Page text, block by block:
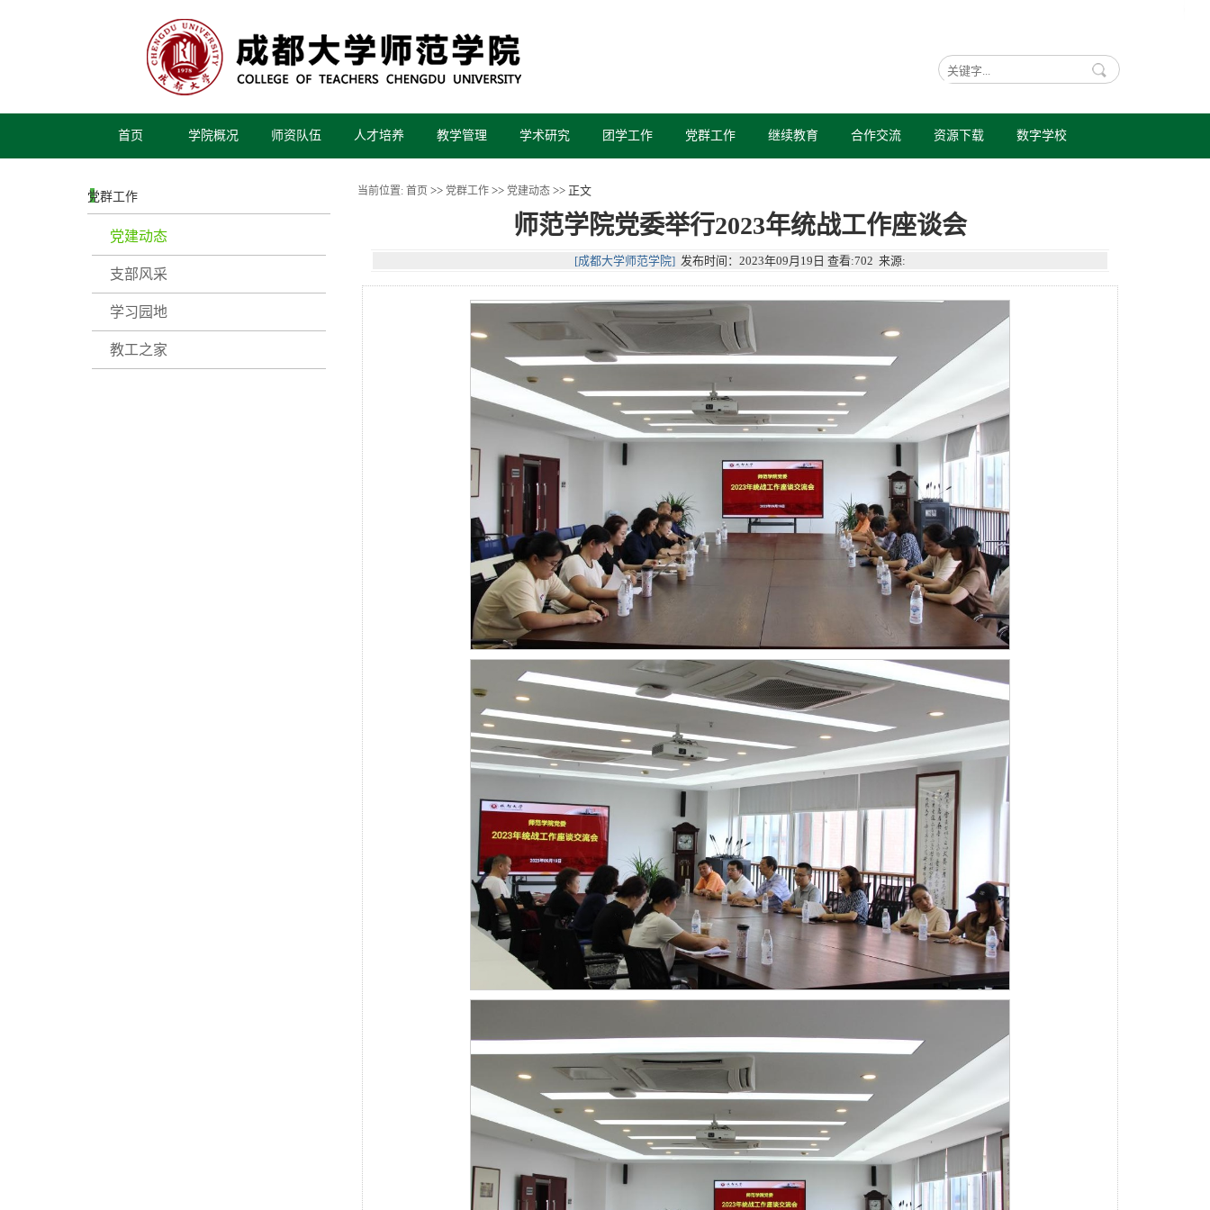
首页 学院概况 师资队伍 人才培养 教学管理 学术研究 团学工作 党群工作 继续教育 合作交流 资源下载 数字学校
党群工作
党建动态
支部风采
学习园地
教工之家
当前位置: 首页 >> 党群工作 >> 党建动态 >> 正文
师范学院党委举行2023年统战工作座谈会
[成都大学师范学院] 发布时间：2023年09月19日 查看:702 来源: